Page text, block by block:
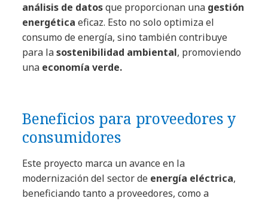
análisis de datosque proporcionan una gestión
energética eficaz. Esto no solo optimiza el
consumo de energía, sino también contribuye
para lasostenibilidad ambiental, promoviendo
una economía verde.
Beneficios para proveedores y
consumidores
Este proyecto marca un avance en la
modernización del sector de energía eléctrica,
beneficiando tanto a proveedores, como a